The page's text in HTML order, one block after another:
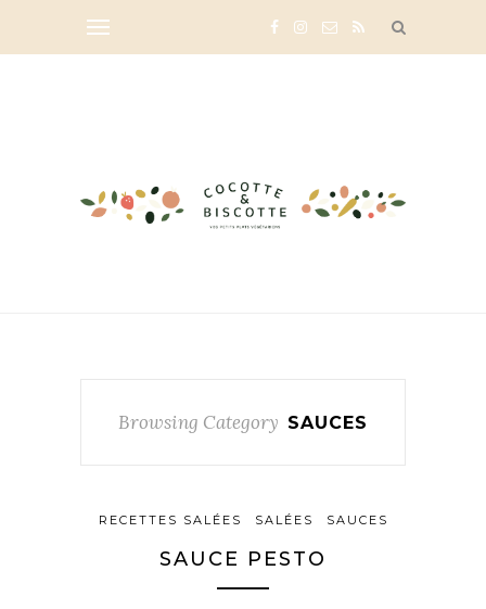
Browsing Category SAUCES
RECETTES SALÉES SALÉES SAUCES
SAUCE PESTO